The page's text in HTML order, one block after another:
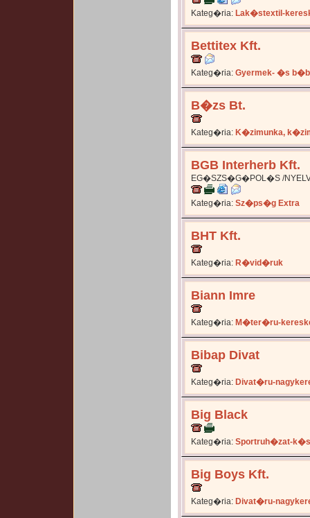
Kateg�ria: Lak�stextil-
Bettitex Kft.
Kateg�ria: Gyermek- �s
B�zs Bt.
Kateg�ria: K�zimunka,
BGB Interherb Kft.
EG�SZS�G�POL�S /NYELV
Kateg�ria: Sz�ps�g Extra
BHT Kft.
Kateg�ria: R�vid�ruk
Biann Imre
Kateg�ria: M�ter�ru-
Bibap Divat
Kateg�ria: Divat�ru-
Big Black
Kateg�ria: Sportruh�zat-
Big Boys Kft.
Kateg�ria: Divat�ru-